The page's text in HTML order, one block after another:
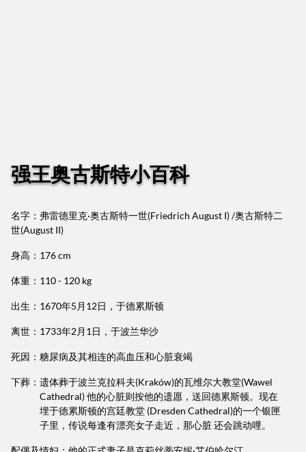
强王奥古斯特小百科
名字：弗雷德里克·奥古斯特一世(Friedrich August I) /奥古斯特二
世(August II)
身高：176 cm
体重：110 - 120 kg
出生：1670年5月12日，于德累斯顿
离世：1733年2月1日，于波兰华沙
死因：糖尿病及其相连的高血压和心脏衰竭
下葬： 遗体葬于波兰克拉科夫(Kraków)的瓦维尔大教堂(Wawel
Cathedral) 他的心脏则按他的遗愿，送回德累斯顿。现在
埋于德累斯顿的宫廷教堂 (Dresden Cathedral)的一个银匣
子里，传说每逢有漂亮女子走近，那心脏 还会跳动哩。